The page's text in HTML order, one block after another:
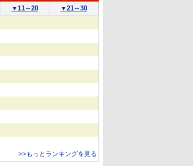
▼ 11～20 ▼ 21～30
>>もっとランキングを見る